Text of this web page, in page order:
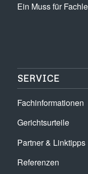
Ein Muss für
SERVICE
Fachinformationen
Gerichtsurteile
Partner & Linktipps
Referenzen